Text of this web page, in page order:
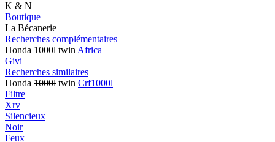
K & N
Boutique
La Bécanerie
Recherches complémentaires
Honda 1000l twin Africa
Givi
Recherches similaires
Honda 1000l twin Crf1000l
Filtre
Xrv
Silencieux
Noir
Feux